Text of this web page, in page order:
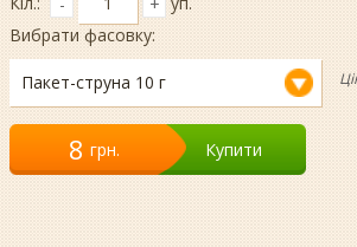
Вибрати фасовку:
Пакет-струна 10 г
8 грн. Купити